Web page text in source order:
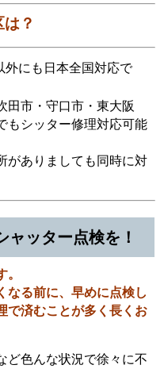
？
外にも日本全国対応で
田市・守口市・東大阪
もシッター修理対応可能
がありましても同時に対
ャッター点検を！
なる前に、早めに点検し
で済むことが多く長くお
ど色んな状況で徐々に不